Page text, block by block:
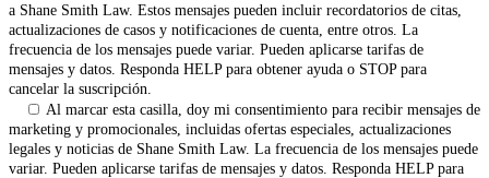
a Shane Smith Law. Estos mensajes pueden incluir recordatorios de citas,
actualizaciones de casos y notificaciones de cuenta, entre otros. La
frecuencia de los mensajes puede variar. Pueden aplicarse tarifas de
mensajes y datos. Responda HELP para obtener ayuda o STOP para
cancelar la suscripción.
Al marcar esta casilla, doy mi consentimiento para recibir mensajes de
marketing y promocionales, incluidas ofertas especiales, actualizaciones
legales y noticias de Shane Smith Law. La frecuencia de los mensajes puede
variar. Pueden aplicarse tarifas de mensajes y datos. Responda HELP para